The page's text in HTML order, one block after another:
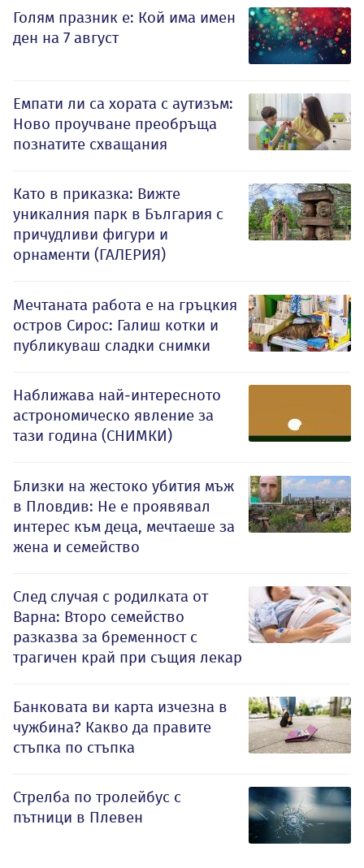
Голям празник е: Кой има имен
ден на 7 август
Емпати ли са хората с аутизъм:
Ново проучване преобръща
познатите схващания
Като в приказка: Вижте
уникалния парк в България с
причудливи фигури и
орнаменти (ГАЛЕРИЯ)
Мечтаната работа е на гръцкия
остров Сирос: Галиш котки и
публикуваш сладки снимки
Наближава най-интересното
астрономическо явление за
тази година (СНИМКИ)
Близки на жестоко убития мъж
в Пловдив: Не е проявявал
интерес към деца, мечтаеше за
жена и семейство
След случая с родилката от
Варна: Второ семейство
разказва за бременност с
трагичен край при същия лекар
Банковата ви карта изчезна в
чужбина? Какво да правите
стъпка по стъпка
Стрелба по тролейбус с
пътници в Плевен